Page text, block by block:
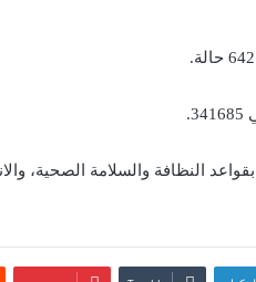
النظافة والسلامة الصحية،